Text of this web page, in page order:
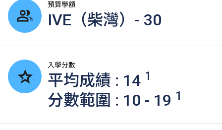
預算學額
IVE（柴灣）- 30
入學分數
平均成績 : 14 1
分數範圍 : 10 - 19 1